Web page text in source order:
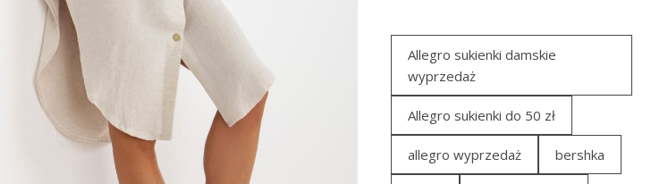
Allegro sukienki damskie
wyprzedaż
Allegro sukienki do 50 zł
allegro wyprzedaż bershka